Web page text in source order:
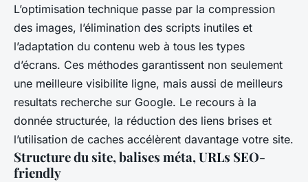
L’optimisation technique passe par la compression
des images, l’élimination des scripts inutiles et
l’adaptation du contenu web à tous les types
d’écrans. Ces méthodes garantissent non seulement
une meilleure visibilite ligne, mais aussi de meilleurs
resultats recherche sur Google. Le recours à la
donnée structurée, la réduction des liens brises et
l’utilisation de caches accélèrent davantage votre site.
Structure du site, balises méta, URLs SEO-
friendly